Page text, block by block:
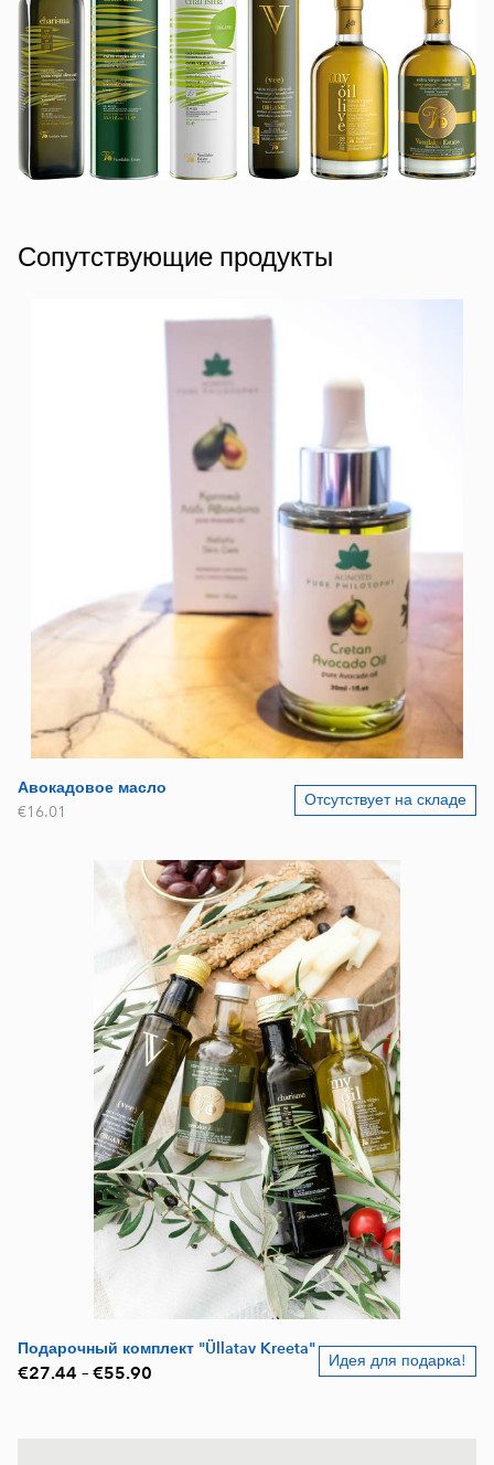
Сопутствующие продукты
Авокадовое масло
€16.01
Отсутствует на складе
Подарочный комплект "Üllatav Kreeta"
€27.44 – €55.90
Идея для подарка!